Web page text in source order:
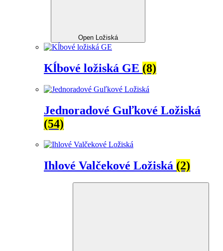
Open Ložiská
Kĺbové ložiská GE (8)
Jednoradové Guľkové Ložiská
(54)
Ihlové Valčekové Ložiská (2)